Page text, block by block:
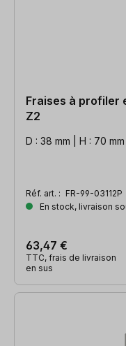
Fraises à profiler
Z2
D : 38 mm | H : 70
Réf. art. : FR-99-03112P
En stock, livraison
63,47 €
TTC, frais de livraison
en sus